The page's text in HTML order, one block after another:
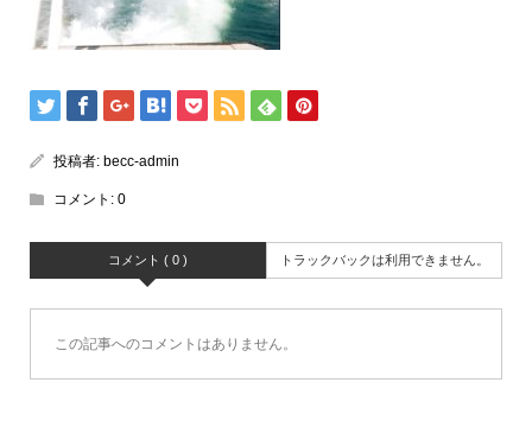
投稿者: becc-admin
コメント: 0
コメント ( 0 ) トラックバックは利用できません。
この記事へのコメントはありません。